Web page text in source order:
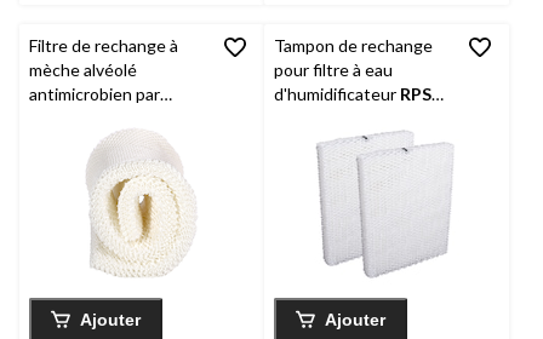
Filtre de rechange à
mèche alvéolé
antimicrobien par
MAF2 Super pour
humidificateur, blanc,
Ajouter
Tampon de rechange
pour filtre à eau
d'humidificateur RPS
HC26P/Aprilaire 35,
paq. 2
Ajouter